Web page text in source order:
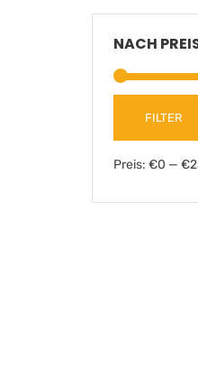
NACH
FILTER
Preis: €0 —